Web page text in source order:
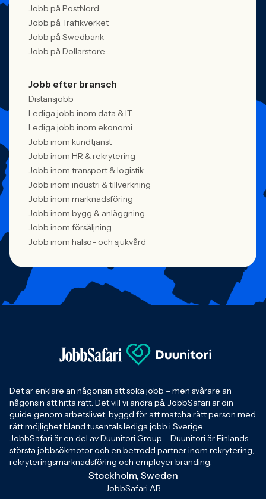
Jobb på PostNord
Jobb på Trafikverket
Jobb på Swedbank
Jobb på Dollarstore
Jobb efter bransch
Distansjobb
Lediga jobb inom data & IT
Lediga jobb inom ekonomi
Jobb inom kundtjänst
Jobb inom HR & rekrytering
Jobb inom transport & logistik
Jobb inom industri & tillverkning
Jobb inom marknadsföring
Jobb inom bygg & anläggning
Jobb inom försäljning
Jobb inom hälso- och sjukvård
Det är enklare än någonsin att söka jobb – men svårare än
någonsin att hitta rätt. Det vill vi ändra på. JobbSafari är din
guide genom arbetslivet, byggd för att matcha rätt person med
rätt möjlighet bland tusentals lediga jobb i Sverige.
JobbSafari är en del av Duunitori Group – Duunitori är Finlands
största jobbsökmotor och en betrodd partner inom rekrytering,
rekryteringsmarknadsföring och employer branding.
Stockholm, Sweden
JobbSafari AB